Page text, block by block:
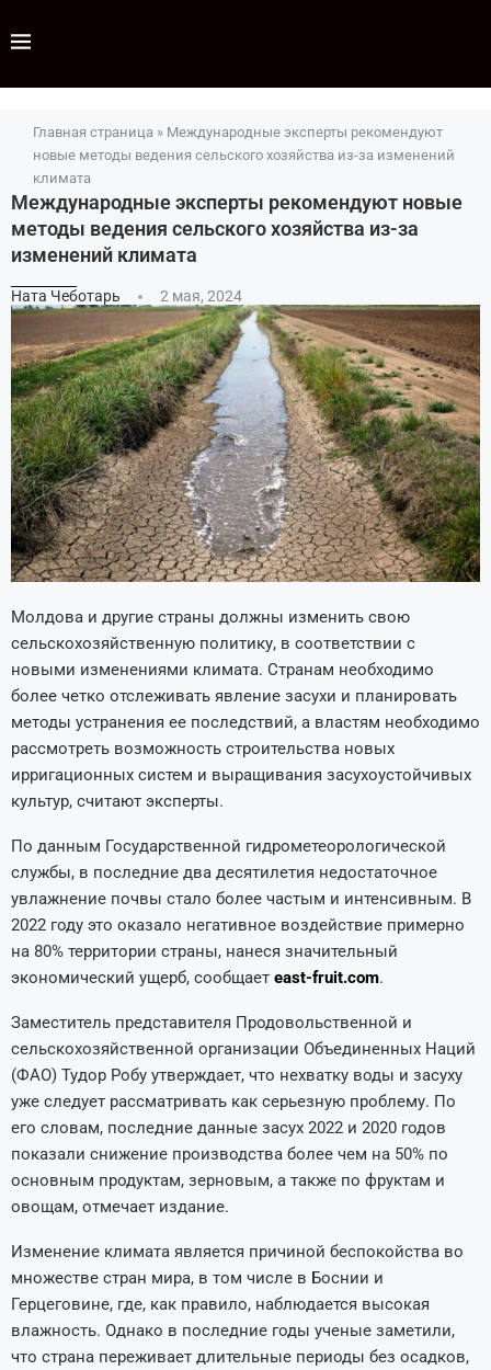
Главная страница » Международные эксперты рекомендуют
новые методы ведения сельского хозяйства из-за изменений
климата
Международные эксперты рекомендуют новые
методы ведения сельского хозяйства из-за
изменений климата
Ната Чеботарь 2 мая, 2024
Молдова и другие страны должны изменить свою
сельскохозяйственную политику, в соответствии с
новыми изменениями климата. Странам необходимо
более четко отслеживать явление засухи и планировать
методы устранения ее последствий, а властям необходимо
рассмотреть возможность строительства новых
ирригационных систем и выращивания засухоустойчивых
культур, считают эксперты.
По данным Государственной гидрометеорологической
службы, в последние два десятилетия недостаточное
увлажнение почвы стало более частым и интенсивным. В
2022 году это оказало негативное воздействие примерно
на 80% территории страны, нанеся значительный
экономический ущерб, сообщает east-fruit.com.
Заместитель представителя Продовольственной и
сельскохозяйственной организации Объединенных Наций
(ФАО) Тудор Робу утверждает, что нехватку воды и засуху
уже следует рассматривать как серьезную проблему. По
его словам, последние данные засух 2022 и 2020 годов
показали снижение производства более чем на 50% по
основным продуктам, зерновым, а также по фруктам и
овощам, отмечает издание.
Изменение климата является причиной беспокойства во
множестве стран мира, в том числе в Боснии и
Герцеговине, где, как правило, наблюдается высокая
влажность. Однако в последние годы ученые заметили,
что страна переживает длительные периоды без осадков,